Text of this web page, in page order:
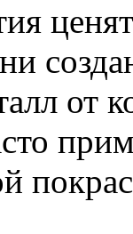
от